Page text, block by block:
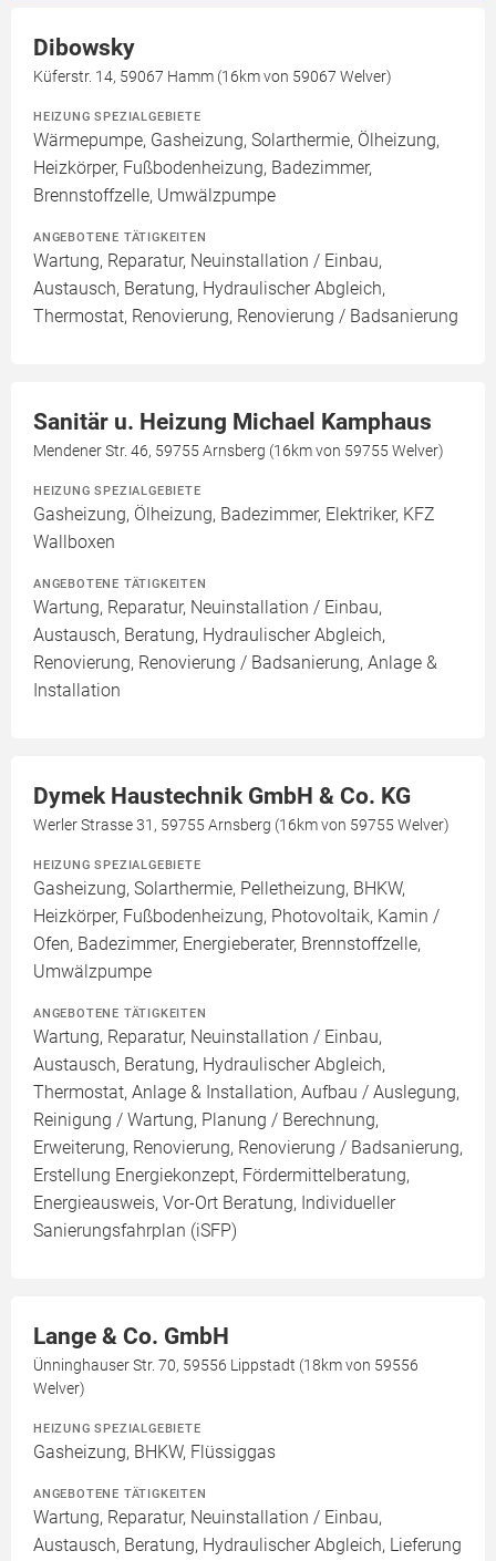
Dibowsky
Küferstr. 14, 59067 Hamm (16km von 59067 Welver)
HEIZUNG SPEZIALGEBIETE
Wärmepumpe, Gasheizung, Solarthermie, Ölheizung,
Heizkörper, Fußbodenheizung, Badezimmer,
Brennstoffzelle, Umwälzpumpe
ANGEBOTENE TÄTIGKEITEN
Wartung, Reparatur, Neuinstallation / Einbau,
Austausch, Beratung, Hydraulischer Abgleich,
Thermostat, Renovierung, Renovierung / Badsanierung
Sanitär u. Heizung Michael Kamphaus
Mendener Str. 46, 59755 Arnsberg (16km von 59755 Welver)
HEIZUNG SPEZIALGEBIETE
Gasheizung, Ölheizung, Badezimmer, Elektriker, KFZ
Wallboxen
ANGEBOTENE TÄTIGKEITEN
Wartung, Reparatur, Neuinstallation / Einbau,
Austausch, Beratung, Hydraulischer Abgleich,
Renovierung, Renovierung / Badsanierung, Anlage &
Installation
Dymek Haustechnik GmbH & Co. KG
Werler Strasse 31, 59755 Arnsberg (16km von 59755 Welver)
HEIZUNG SPEZIALGEBIETE
Gasheizung, Solarthermie, Pelletheizung, BHKW,
Heizkörper, Fußbodenheizung, Photovoltaik, Kamin /
Ofen, Badezimmer, Energieberater, Brennstoffzelle,
Umwälzpumpe
ANGEBOTENE TÄTIGKEITEN
Wartung, Reparatur, Neuinstallation / Einbau,
Austausch, Beratung, Hydraulischer Abgleich,
Thermostat, Anlage & Installation, Aufbau / Auslegung,
Reinigung / Wartung, Planung / Berechnung,
Erweiterung, Renovierung, Renovierung / Badsanierung,
Erstellung Energiekonzept, Fördermittelberatung,
Energieausweis, Vor-Ort Beratung, Individueller
Sanierungsfahrplan (iSFP)
Lange & Co. GmbH
Ünninghauser Str. 70, 59556 Lippstadt (18km von 59556
Welver)
HEIZUNG SPEZIALGEBIETE
Gasheizung, BHKW, Flüssiggas
ANGEBOTENE TÄTIGKEITEN
Wartung, Reparatur, Neuinstallation / Einbau,
Austausch, Beratung, Hydraulischer Abgleich, Lieferung